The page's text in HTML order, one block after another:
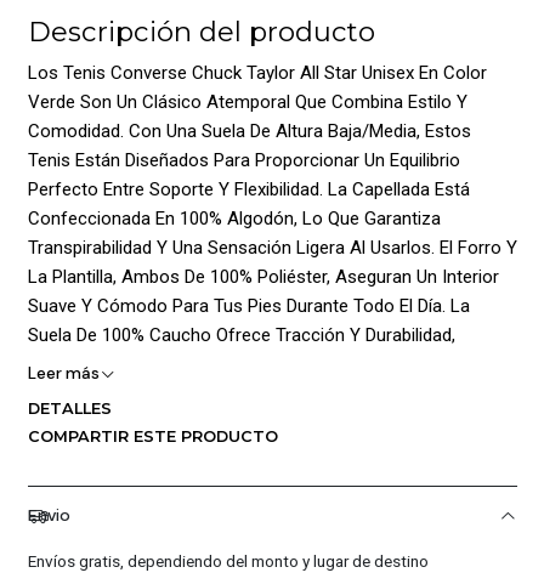
Descripción del producto
Los Tenis Converse Chuck Taylor All Star Unisex En Color
Verde Son Un Clásico Atemporal Que Combina Estilo Y
Comodidad. Con Una Suela De Altura Baja/Media, Estos
Tenis Están Diseñados Para Proporcionar Un Equilibrio
Perfecto Entre Soporte Y Flexibilidad. La Capellada Está
Confeccionada En 100% Algodón, Lo Que Garantiza
Transpirabilidad Y Una Sensación Ligera Al Usarlos. El Forro Y
La Plantilla, Ambos De 100% Poliéster, Aseguran Un Interior
Suave Y Cómodo Para Tus Pies Durante Todo El Día. La
Suela De 100% Caucho Ofrece Tracción Y Durabilidad,
Haciendo Que Estos Tenis Sean Ideales Tanto Para El Uso
Cordones Clásico, Estos Converse Son Fáciles De Ajustar,
Proporcionando Un Calce Seguro Y Cómodo.
¡Ventajas De Comprar En Pacific Sport Colombia!:
Leer más
DETALLES
COMPARTIR ESTE PRODUCTO
Envio
Envíos gratis, dependiendo del monto y lugar de destino